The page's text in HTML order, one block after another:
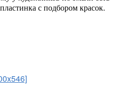
с подбором красок.